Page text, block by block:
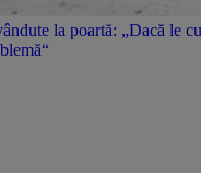
la poartă: „Dacă le